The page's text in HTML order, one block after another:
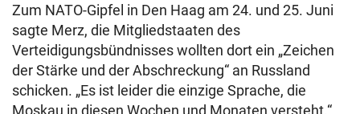
Zum NATO-Gipfel in Den Haag am 24. und 25. Juni
sagte Merz, die Mitgliedstaaten des
Verteidigungsbündnisses wollten dort ein „Zeichen
der Stärke und der Abschreckung“ an Russland
schicken. „Es ist leider die einzige Sprache, die
Moskau in diesen Wochen und Monaten versteht.“